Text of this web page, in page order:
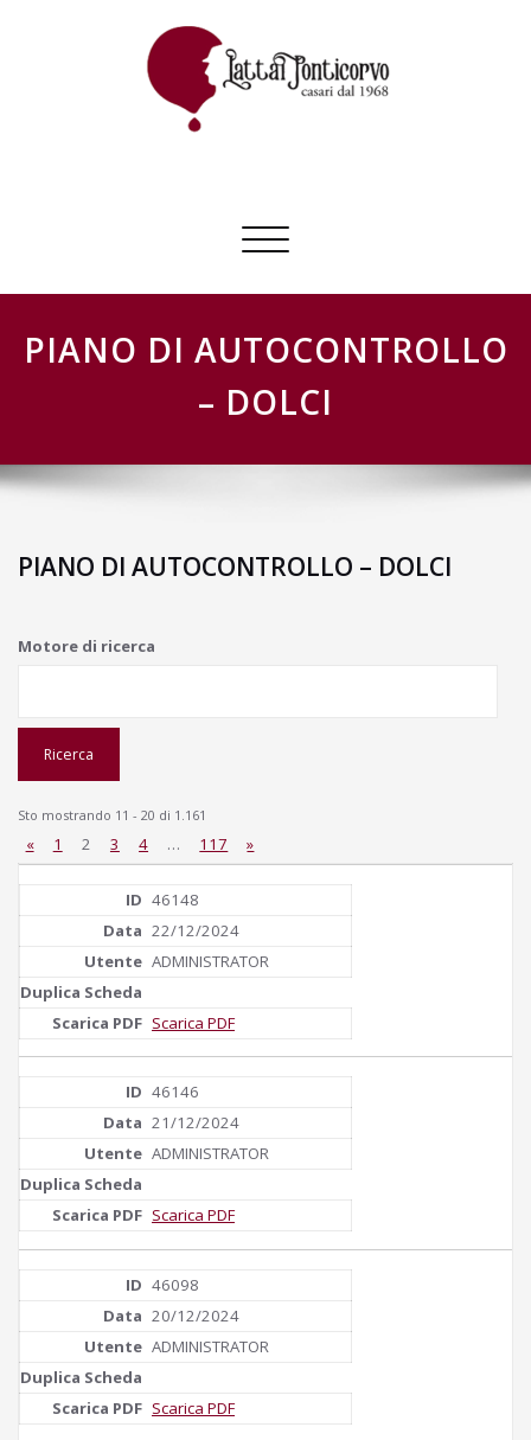
Commuta
navigazione
PIANO DI AUTOCONTROLLO
– DOLCI
PIANO DI AUTOCONTROLLO – DOLCI
Motore di ricerca
Sto mostrando 11 - 20 di 1.161
« 1 2 3 4 … 117 »
46148
22/12/2024
ADMINISTRATOR
Scarica PDF
46146
21/12/2024
ADMINISTRATOR
Scarica PDF
46098
20/12/2024
ADMINISTRATOR
Scarica PDF